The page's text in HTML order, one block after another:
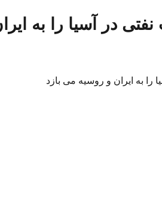
در آسیا را به
را به ایران و روسیه می بازد